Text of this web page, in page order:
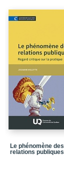
Le phénomène des
relations publiques